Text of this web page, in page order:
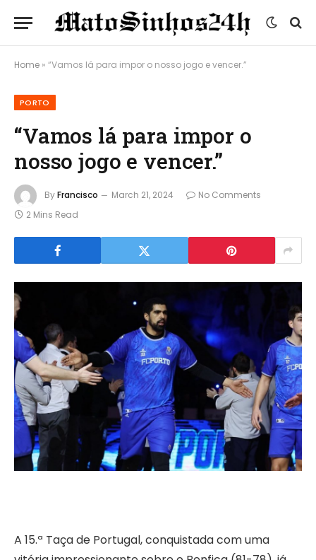
Home » “Vamos lá para impor o nosso jogo e vencer.”
PORTO
“Vamos lá para impor o
nosso jogo e vencer.”
ByFrancisco March 21, 2024
No Comments
2 Mins Read
A 15.ª Taça de Portugal, conquistada com uma